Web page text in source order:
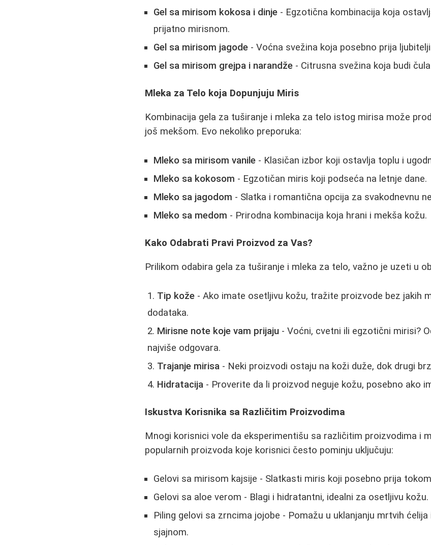
Gel sa mirisom kokosa i dinje - Egzotična kombinacija koja
prijatno mirisnom.
Gel sa mirisom jagode - Voćna svežina koja posebno prija
Gel sa mirisom grejpa i narandže - Citrusna svežina koja budi
Mleka za Telo koja Dopunjuju Miris
Kombinacija gela za tuširanje i mleka za telo istog mirisa može
još mekšom. Evo nekoliko preporuka:
Mleko sa mirisom vanile - Klasičan izbor koji ostavlja toplu i
Mleko sa kokosom - Egzotičan miris koji podseća na letnje dane.
Mleko sa jagodom - Slatka i romantična opcija za svakodnevnu
Mleko sa medom - Prirodna kombinacija koja hrani i mekša kožu.
Kako Odabrati Pravi Proizvod za Vas?
Prilikom odabira gela za tuširanje i mleka za telo, važno je uzeti u
Tip kože - Ako imate osetljivu kožu, tražite proizvode bez jakih
dodataka.
Mirisne note koje vam prijaju - Voćni, cvetni ili egzotični mirisi?
najviše odgovara.
Trajanje mirisa - Neki proizvodi ostaju na koži duže, dok drugi
Hidratacija - Proverite da li proizvod neguje kožu, posebno ako
Iskustva Korisnika sa Različitim Proizvodima
Mnogi korisnici vole da eksperimentišu sa različitim proizvodima i
popularnih proizvoda koje korisnici često pominju uključuju:
Gelovi sa mirisom kajsije - Slatkasti miris koji posebno prija
Gelovi sa aloe verom - Blagi i hidratantni, idealni za osetljivu kožu.
Piling gelovi sa zrncima jojobe - Pomažu u uklanjanju mrtvih
sjajnom.